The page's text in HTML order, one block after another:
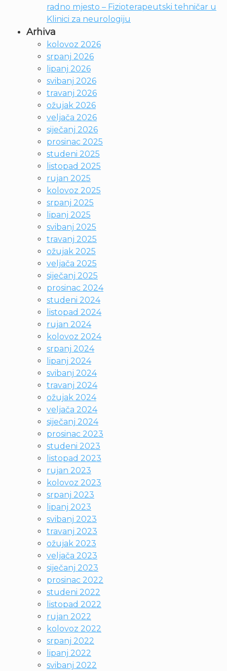
radno mjesto – Fizioterapeutski tehničar u
Klinici za neurologiju
Arhiva
kolovoz 2026
srpanj 2026
lipanj 2026
svibanj 2026
travanj 2026
ožujak 2026
veljača 2026
siječanj 2026
prosinac 2025
studeni 2025
listopad 2025
rujan 2025
kolovoz 2025
srpanj 2025
lipanj 2025
svibanj 2025
travanj 2025
ožujak 2025
veljača 2025
siječanj 2025
prosinac 2024
studeni 2024
listopad 2024
rujan 2024
kolovoz 2024
srpanj 2024
lipanj 2024
svibanj 2024
travanj 2024
ožujak 2024
veljača 2024
siječanj 2024
prosinac 2023
studeni 2023
listopad 2023
rujan 2023
kolovoz 2023
srpanj 2023
lipanj 2023
svibanj 2023
travanj 2023
ožujak 2023
veljača 2023
siječanj 2023
prosinac 2022
studeni 2022
listopad 2022
rujan 2022
kolovoz 2022
srpanj 2022
lipanj 2022
svibanj 2022